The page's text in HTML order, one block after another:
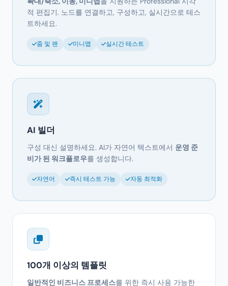
적 편집기. 노드를 연결하고, 구성하고, 실시간으로 테스
트하세요.
줌 및 팬 미니맵 실시간 테스트
AI 빌더
구성 대신 설명하세요. AI가 자연어 텍스트에서 운영 준
비가 된 워크플로우를 생성합니다.
자연어 즉시 테스트 가능 자동 최적화
100개 이상의 템플릿
일반적인 비즈니스 프로세스를 위한 즉시 사용 가능한